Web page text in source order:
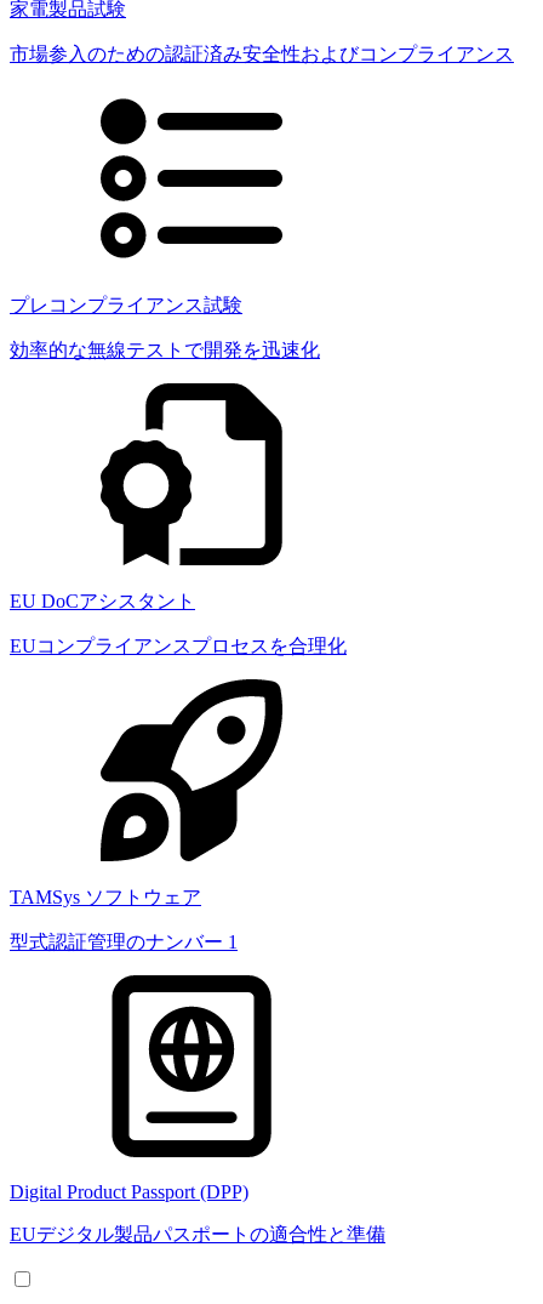
家電製品試験
市場参入のための認証済み安全性およびコンプライアンス
プレコンプライアンス試験
効率的な無線テストで開発を迅速化
EU DoCアシスタント
EUコンプライアンスプロセスを合理化
TAMSys ソフトウェア
型式認証管理のナンバー 1
Digital Product Passport (DPP)
EUデジタル製品パスポートの適合性と準備